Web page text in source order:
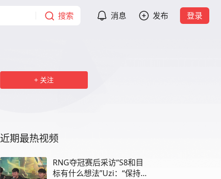
搜索 消息 发布 登录
关注
近期最热视频
RNG夺冠赛后采访“S8和目
标有什么想法”Uzi：“保持状